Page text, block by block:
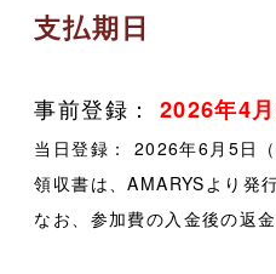
支払期日
事前登録： 2026年4月
当日登録： 2026年6月5日（
領収書は、AMARYSより発
なお、参加費の入金後の返金